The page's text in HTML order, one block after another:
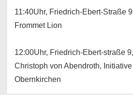
11:40Uhr, Friedrich-Ebert-Straße
Frommet Lion
12:00Uhr, Friedrich-Ebert-straße
Christoph von Abendroth,
Obernkirchen